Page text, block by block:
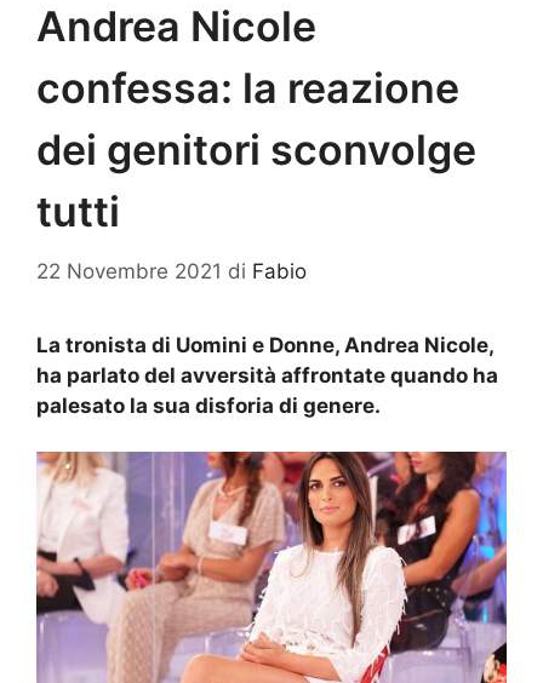
Andrea Nicole
confessa: la reazione
dei genitori sconvolge
tutti
22 Novembre 2021 di Fabio
La tronista di Uomini e Donne, Andrea Nicole,
ha parlato del avversità affrontate quando ha
palesato la sua disforia di genere.